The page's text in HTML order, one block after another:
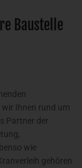
Baustelle
Ihnen rund um
Partner der
wie
gehören